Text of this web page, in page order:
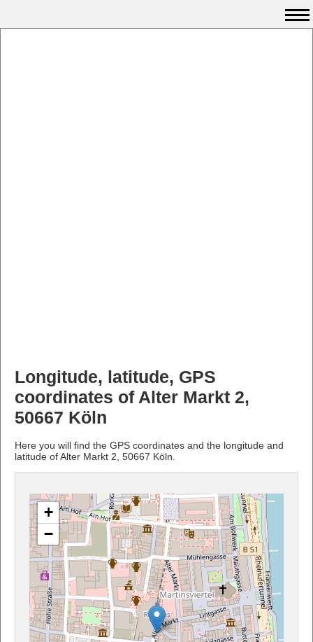
Longitude, latitude, GPS
coordinates of Alter Markt 2,
50667 Köln
Here you will find the GPS coordinates and the longitude and
latitude of Alter Markt 2, 50667 Köln.
+
−